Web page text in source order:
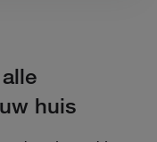
huis